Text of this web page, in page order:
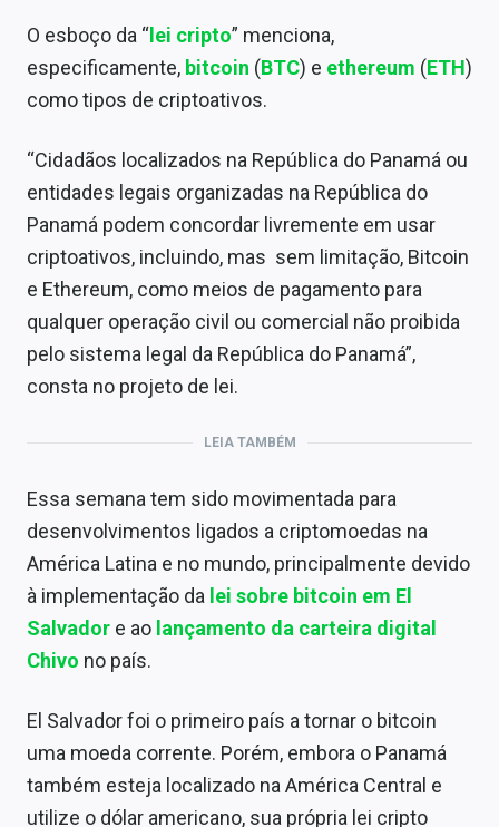
O esboço da “ lei cripto” menciona,
especificamente, bitcoin (BTC) e ethereum (ETH)
como tipos de criptoativos.
“Cidadãos localizados na República do Panamá ou
entidades legais organizadas na República do
Panamá podem concordar livremente em usar
criptoativos, incluindo, mas sem limitação, Bitcoin
e Ethereum, como meios de pagamento para
qualquer operação civil ou comercial não proibida
pelo sistema legal da República do Panamá”,
consta no projeto de lei.
LEIA TAMBÉM
Essa semana tem sido movimentada para
desenvolvimentos ligados a criptomoedas na
América Latina e no mundo, principalmente devido
à implementação da lei sobre bitcoin em El
Salvador e ao lançamento da carteira digital
Chivo no país.
El Salvador foi o primeiro país a tornar o bitcoin
uma moeda corrente. Porém, embora o Panamá
também esteja localizado na América Central e
utilize o dólar americano, sua própria lei cripto